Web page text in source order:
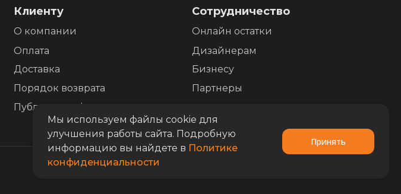
Мы используем файлы cookie для
улучшения работы сайта. Подробную
информацию вы найдете в Политике
конфиденциальности
Принять
Клиенту
О компании
Оплата
Сотрудничество
Дизайнерам
Бизнесу
Публичная оферта
Партнеры
Доставка
Онлайн остатки
Порядок возврата